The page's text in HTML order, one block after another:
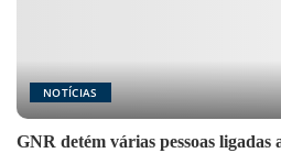
NOTÍCIAS
GNR detém várias pessoas